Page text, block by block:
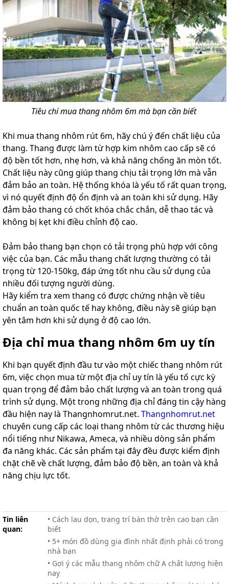
Tiêu chí mua thang nhôm 6m mà bạn cần biết
Khi mua thang nhôm rút 6m, hãy chú ý đến chất liệu của
thang. Thang được làm từ hợp kim nhôm cao cấp sẽ có
độ bền tốt hơn, nhẹ hơn, và khả năng chống ăn mòn tốt.
Chất liệu này cũng giúp thang chịu tải trọng lớn mà vẫn
đảm bảo an toàn. Hệ thống khóa là yếu tố rất quan trọng,
vì nó quyết định độ ổn định và an toàn khi sử dụng. Hãy
đảm bảo thang có chốt khóa chắc chắn, dễ thao tác và
không bị kẹt khi điều chỉnh độ cao.
Đảm bảo thang bạn chọn có tải trọng phù hợp với công
việc của bạn. Các mẫu thang chất lượng thường có tải
trọng từ 120-150kg, đáp ứng tốt nhu cầu sử dụng của
nhiều đối tượng người dùng.
Hãy kiểm tra xem thang có được chứng nhận về tiêu
chuẩn an toàn quốc tế hay không, điều này sẽ giúp bạn
yên tâm hơn khi sử dụng ở độ cao lớn.
Địa chỉ mua thang nhôm 6m uy tín
Khi bạn quyết định đầu tư vào một chiếc thang nhôm rút
6m, việc chọn mua từ một địa chỉ uy tín là yếu tố cực kỳ
quan trọng để đảm bảo chất lượng và an toàn trong quá
trình sử dụng. Một trong những địa chỉ đáng tin cậy hàng
đầu hiện nay là Thangnhomrut.net. Thangnhomrut.net
chuyên cung cấp các loại thang nhôm từ các thương hiệu
nổi tiếng như Nikawa, Ameca, và nhiều dòng sản phẩm
đa năng khác. Các sản phẩm tại đây đều được kiểm định
chặt chẽ về chất lượng, đảm bảo độ bền, an toàn và khả
năng chịu lực tốt.
Tin liên
quan:
• Cách lau dọn, trang trí bàn thờ trên cao bạn cần
biết
• 5+ món đồ dùng gia đình nhất định phải có trong
nhà bạn
• Gợi ý các mẫu thang nhôm chữ A chất lượng hiện
nay